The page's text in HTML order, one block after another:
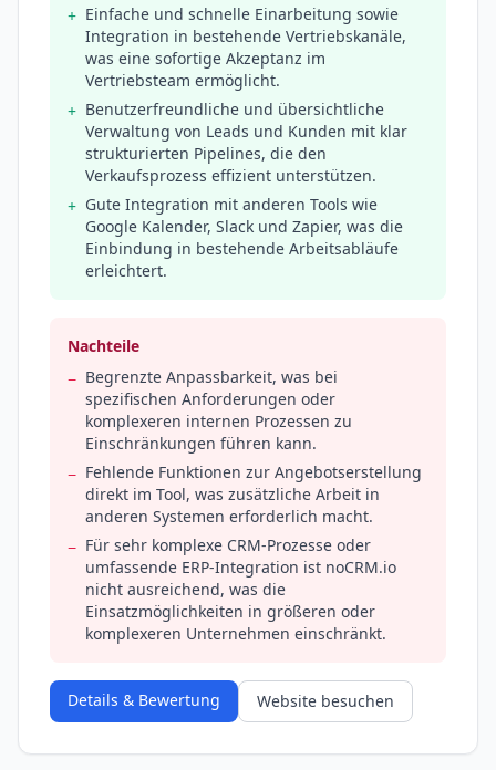
+ Einfache und schnelle Einarbeitung sowie
Integration in bestehende Vertriebskanäle,
was eine sofortige Akzeptanz im
Vertriebsteam ermöglicht.
+ Benutzerfreundliche und übersichtliche
Verwaltung von Leads und Kunden mit klar
strukturierten Pipelines, die den
Verkaufsprozess effizient unterstützen.
+ Gute Integration mit anderen Tools wie
Google Kalender, Slack und Zapier, was die
Einbindung in bestehende Arbeitsabläufe
erleichtert.
Nachteile
− Begrenzte Anpassbarkeit, was bei
spezifischen Anforderungen oder
komplexeren internen Prozessen zu
Einschränkungen führen kann.
− Fehlende Funktionen zur Angebotserstellung
direkt im Tool, was zusätzliche Arbeit in
anderen Systemen erforderlich macht.
− Für sehr komplexe CRM-Prozesse oder
umfassende ERP-Integration ist noCRM.io
nicht ausreichend, was die
Einsatzmöglichkeiten in größeren oder
komplexeren Unternehmen einschränkt.
Details & Bewertung Website besuchen